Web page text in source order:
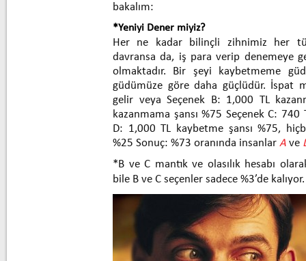
bakalım:
*Yeniyi Dener miyiz?
Her ne kadar bilinçli zihnimiz her
davransa da, iş para verip denemeye
olmaktadır. Bir şeyi kaybetmeme
güdümüze göre daha güçlüdür. İspat
gelir veya Seçenek B: 1,000 TL
kazanmama şansı %75 Seçenek C: 740
D: 1,000 TL kaybetme şansı %75,
%25 Sonuç: %73 oranında insanlar A ve
*B ve C mantık ve olasılık hesabı
bile B ve C seçenler sadece %3’de kalıyor.